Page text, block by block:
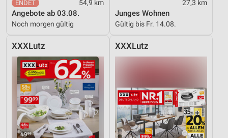
54,9 km
Angebote ab 03.08.
Noch morgen gültig
27,3 km
Junges Wohnen
Gültig bis Fr. 14.08.
XXXLutz XXXLutz